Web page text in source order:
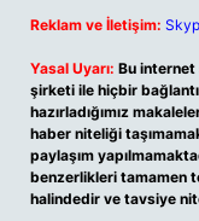
Reklam ve İletişim:
Yasal Uyarı: Bu internet
şirketi ile hiçbir
hazırladığımız
haber niteliği
paylaşım
benzerlikleri tamamen
halindedir ve tavsiye